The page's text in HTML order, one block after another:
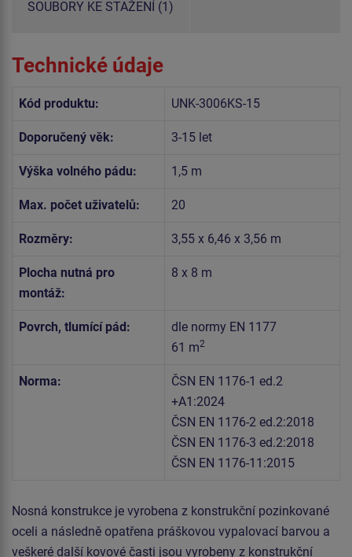
SOUBORY KE STAŽENÍ (1)
Technické údaje
Kód produktu: UNK-3006KS-15
Doporučený věk: 3-15 let
Výška volného pádu: 1,5 m
Max. počet uživatelů: 20
Rozměry: 3,55 x 6,46 x 3,56 m
Plocha nutná pro
montáž:
8 x 8 m
Povrch, tlumící pád:
dle normy EN 1177
61 m2
Norma:
ČSN EN 1176-1 ed.2
+A1:2024
ČSN EN 1176-2 ed.2:2018
ČSN EN 1176-3 ed.2:2018
ČSN EN 1176-11:2015
Nosná konstrukce je vyrobena z konstrukční pozinkované
oceli a následně opatřena práškovou vypalovací barvou a
veškeré další kovové časti jsou vyrobeny z konstrukční